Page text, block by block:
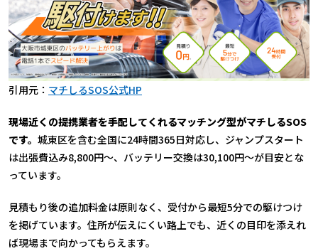
引用元： マチしるSOS公式HP
現場近くの提携業者を手配してくれるマッチング型がマチしるSOS
です。 城東区を含む全国に24時間365日対応し、ジャンプスタート
は出張費込み8,800円〜、バッテリー交換は30,100円〜が目安とな
っています。
見積もり後の追加料金は原則なく、受付から最短5分での駆けつけ
を掲げています。住所が伝えにくい路上でも、近くの目印を添えれ
ば現場まで向かってもらえます。